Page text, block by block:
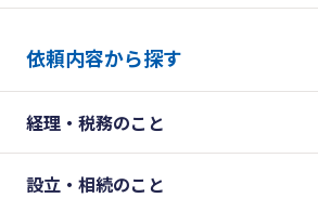
依頼内容から探す
経理・税務のこと
設立・相続のこと